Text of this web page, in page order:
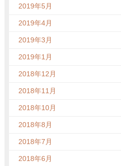
2019年5月
2019年4月
2019年3月
2019年1月
2018年12月
2018年11月
2018年10月
2018年8月
2018年7月
2018年6月